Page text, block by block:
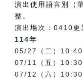
演出使用語言別（
整。
演出場次：0410更
114年
05/27（二）10:40
07/11（五）
07/12（六）